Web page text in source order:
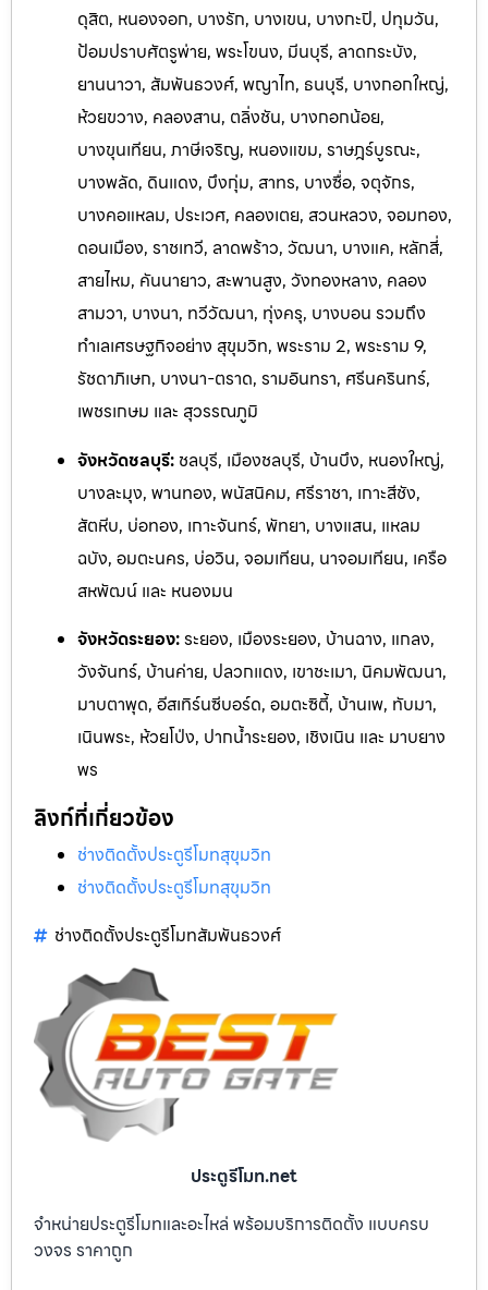
ดุสิต, หนองจอก, บางรัก, บางเขน, บางกะปิ, ปทุมวัน,
ป้อมปราบศัตรูพ่าย, พระโขนง, มีนบุรี, ลาดกระบัง,
ยานนาวา, สัมพันธวงศ์, พญาไท, ธนบุรี, บางกอกใหญ่,
ห้วยขวาง, คลองสาน, ตลิ่งชัน, บางกอกน้อย,
บางขุนเทียน, ภาษีเจริญ, หนองแขม, ราษฎร์บูรณะ,
บางพลัด, ดินแดง, บึงกุ่ม, สาทร, บางซื่อ, จตุจักร,
บางคอแหลม, ประเวศ, คลองเตย, สวนหลวง, จอมทอง,
ดอนเมือง, ราชเทวี, ลาดพร้าว, วัฒนา, บางแค, หลักสี่,
สายไหม, คันนายาว, สะพานสูง, วังทองหลาง, คลอง
สามวา, บางนา, ทวีวัฒนา, ทุ่งครุ, บางบอน รวมถึง
ทำเลเศรษฐกิจอย่าง สุขุมวิท, พระราม 2, พระราม 9,
รัชดาภิเษก, บางนา-ตราด, รามอินทรา, ศรีนครินทร์,
เพชรเกษม และ สุวรรณภูมิ
จังหวัดชลบุรี: ชลบุรี, เมืองชลบุรี, บ้านบึง, หนองใหญ่,
บางละมุง, พานทอง, พนัสนิคม, ศรีราชา, เกาะสีชัง,
สัตหีบ, บ่อทอง, เกาะจันทร์, พัทยา, บางแสน, แหลม
ฉบัง, อมตะนคร, บ่อวิน, จอมเทียน, นาจอมเทียน, เครือ
สหพัฒน์ และ หนองมน
จังหวัดระยอง:ระยอง, เมืองระยอง, บ้านฉาง, แกลง,
วังจันทร์, บ้านค่าย, ปลวกแดง, เขาชะเมา, นิคมพัฒนา,
มาบตาพุด, อีสเทิร์นซีบอร์ด, อมตะซิตี้, บ้านเพ, ทับมา,
เนินพระ, ห้วยโป่ง, ปากน้ำระยอง, เชิงเนิน และ มาบยาง
พร
ลิงก์ที่เกี่ยวข้อง
ช่างติดตั้งประตูรีโมทสุขุมวิท
ช่างติดตั้งประตูรีโมทสุขุมวิท
ช่างติดตั้งประตูรีโมทสัมพันธวงศ์
ประตูรีโมท.net
จำหน่ายประตูรีโมทและอะไหล่ พร้อมบริการติดตั้ง แบบครบ
วงจร ราคาถูก